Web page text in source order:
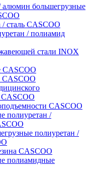
алюмин большегрузные
/ сталь CASCOO
/ полиамид
стали INOX
CASCOO
CASCOO
CASCOO
полиуретан /
полиуретан /
CASCOO
полиамидные